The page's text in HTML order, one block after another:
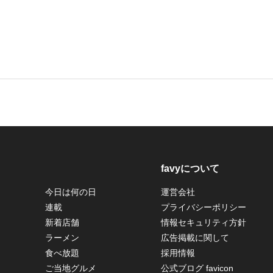
今日は何の日
連載
新着店舗
ラーメン
食べ放題
ご当地グルメ
favyについて
運営会社
プライバシーポリシー
情報セキュリティ方針
広告掲載に関して
採用情報
公式ブログ favicon